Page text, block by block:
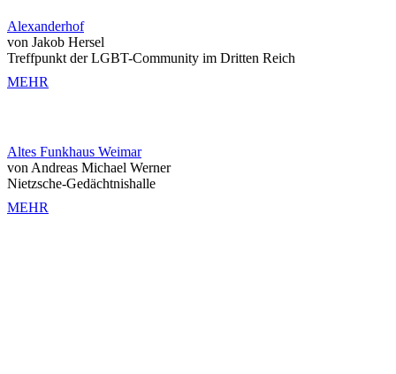
Alexanderhof
von Jakob Hersel
Treffpunkt der LGBT-Community im Dritten Reich
MEHR
Altes Funkhaus Weimar
von Andreas Michael Werner
Nietzsche-Gedächtnishalle
MEHR